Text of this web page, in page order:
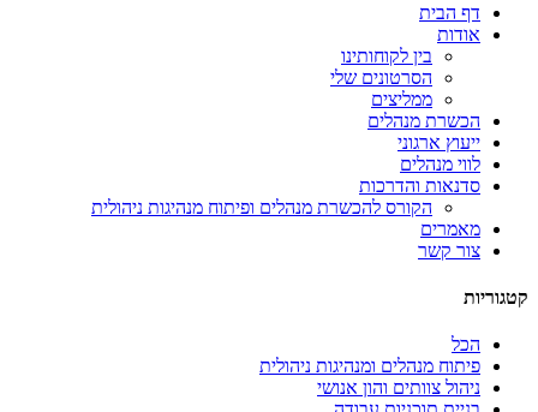
דף הבית
אודות
בין לקוחותינו
הסרטונים שלי
ממליצים
הכשרת מנהלים
ייעוץ ארגוני
לווי מנהלים
סדנאות והדרכות
הקורס להכשרת מנהלים ופיתוח מנהיגות ניהולית
מאמרים
צור קשר
קטגוריות
הכל
פיתוח מנהלים ומנהיגות ניהולית
ניהול צוותים והון אנושי